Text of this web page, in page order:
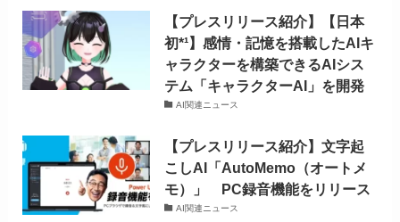
【プレスリリース紹介】【日本
初*¹】感情・記憶を搭載したAIキ
ャラクターを構築できるAIシス
テム「キャラクターAI」を開発
AI関連ニュース
【プレスリリース紹介】文字起
こしAI「AutoMemo（オートメ
モ）」 PC録音機能をリリース
AI関連ニュース